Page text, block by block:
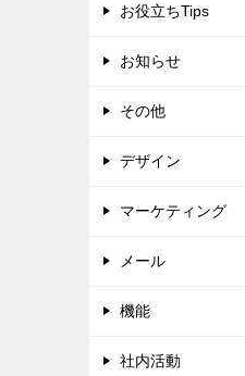
お役立ちTips
お知らせ
その他
デザイン
マーケティング
メール
機能
社内活動